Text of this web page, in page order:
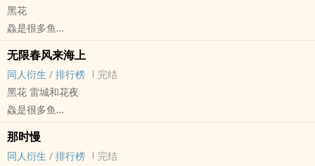
黑花
鱻是很多鱼
BL - 短篇 - 完结
无限春风来海上
同人衍生 / 排行榜
完结
黑花 雷城和花夜
鱻是很多鱼
BL - 短篇 - 完结
那时慢
同人衍生 / 排行榜
完结